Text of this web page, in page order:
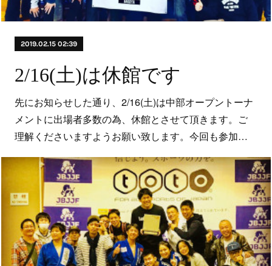
2019.02.15 02:39
2/16(土)は休館です
先にお知らせした通り、2/16(土)は中部オープントーナ
メントに出場者多数の為、休館とさせて頂きます。ご
理解くださいますようお願い致します。今回も参加…